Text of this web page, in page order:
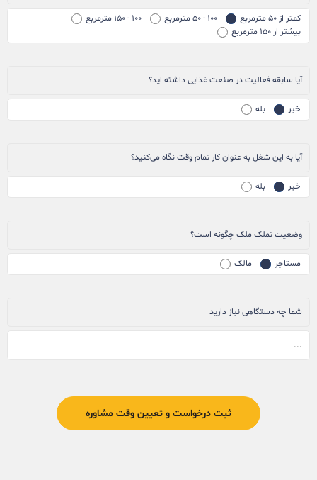
کمتر از ۵۰ مترمربع ۱۰۰ - ۵۰ مترمربع
۱۰۰ - ۱۵۰ مترمربع
بیشتر ار ۱۵۰ مترمربع
آیا سابقه فعالیت در صنعت غذایی داشته اید؟
خیر بله
آیا به این شغل به عنوان کار تمام وقت نگاه می‌کنید؟
خیر بله
وضعیت تملک ملک چگونه است؟
مستاجر مالک
شما چه دستگاهی نیاز دارید